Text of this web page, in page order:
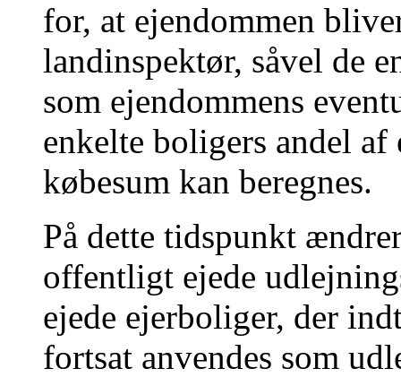
for, at ejendommen
landinspektør, såvel de
som ejendommens
enkelte boligers andel af
købesum kan beregnes.
På dette tidspunkt
offentligt ejede
ejede ejerboliger, der
fortsat anvendes som